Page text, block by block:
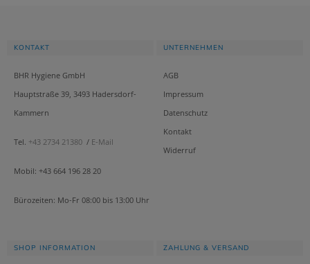
KONTAKT
BHR Hygiene GmbH
Hauptstraße 39, 3493 Hadersdorf-
Kammern
Tel. +43 2734 21380 / E-Mail
Mobil: +43 664 196 28 20
Bürozeiten: Mo-Fr 08:00 bis 13:00 Uhr
UNTERNEHMEN
AGB
Impressum
Datenschutz
Kontakt
Widerruf
SHOP INFORMATION ZAHLUNG & VERSAND